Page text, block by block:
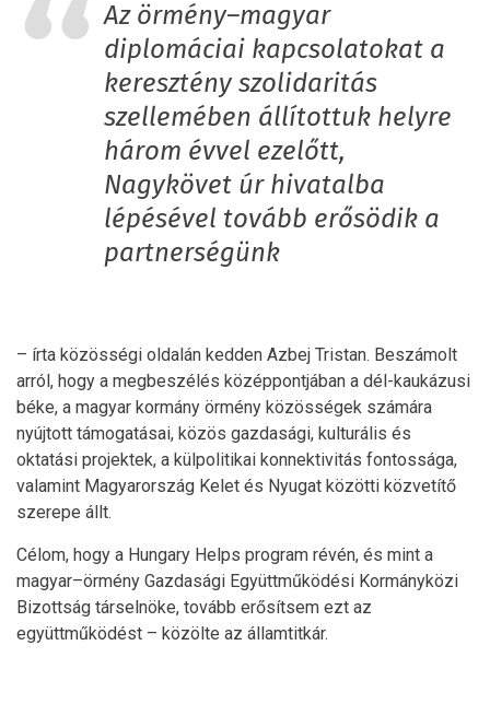
Az örmény–magyar
diplomáciai kapcsolatokat a
keresztény szolidaritás
szellemében állítottuk helyre
három évvel ezelőtt,
Nagykövet úr hivatalba
lépésével tovább erősödik a
partnerségünk
– írta közösségi oldalán kedden Azbej Tristan. Beszámolt
arról, hogy a megbeszélés középpontjában a dél-kaukázusi
béke, a magyar kormány örmény közösségek számára
nyújtott támogatásai, közös gazdasági, kulturális és
oktatási projektek, a külpolitikai konnektivitás fontossága,
valamint Magyarország Kelet és Nyugat közötti közvetítő
szerepe állt.
Célom, hogy a Hungary Helps program révén, és mint a
magyar–örmény Gazdasági Együttműködési Kormányközi
Bizottság társelnöke, tovább erősítsem ezt az
együttműködést – közölte az államtitkár.